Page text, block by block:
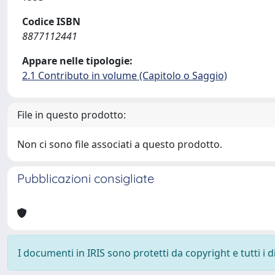
Codice ISBN
8877112441
Appare nelle tipologie:
2.1 Contributo in volume (Capitolo o Saggio)
File in questo prodotto:
Non ci sono file associati a questo prodotto.
Pubblicazioni consigliate
I documenti in IRIS sono protetti da copyright e tutti i